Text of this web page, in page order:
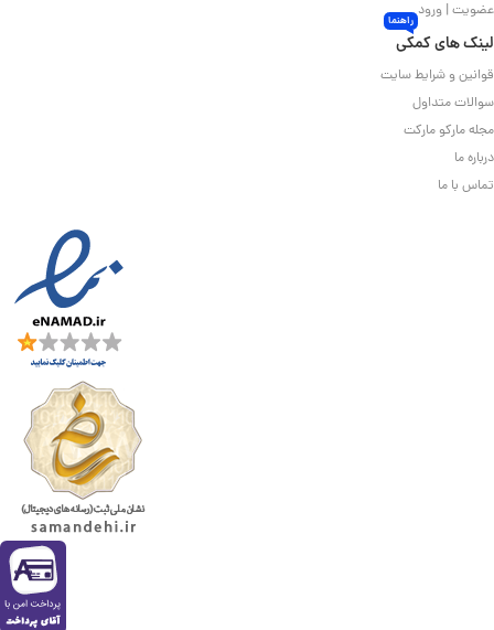
عضویت | ورود
لینک های کمکی
راهنما
قوانین و شرایط سایت
سوالات متداول
مجله مارکو مارکت
درباره ما
تماس با ما